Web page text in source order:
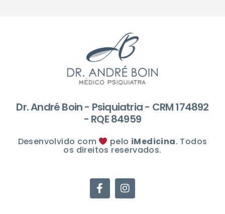
Dr. André Boin - Psiquiatria - CRM 174892
- RQE 84959
Desenvolvido com pelo iMedicina. Todos
os direitos reservados.